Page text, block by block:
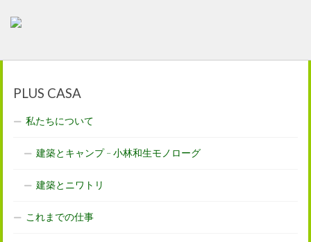
PLUS CASA
私たちについて
建築とキャンプ – 小林和生モノローグ
建築とニワトリ
これまでの仕事